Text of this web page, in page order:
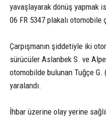
yavaşlayarak dönüş yapmak
06 FR 5347 plakalı otomobile
Çarpışmanın şiddetiyle iki
sürücüler Aslanbek S. ve
otomobilde bulunan Tuğçe G.
yaralandı.
İhbar üzerine olay yerine